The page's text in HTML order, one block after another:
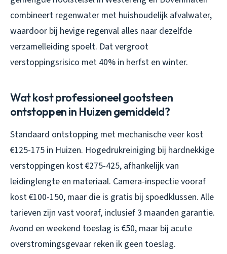
combineert regenwater met huishoudelijk afvalwater,
waardoor bij hevige regenval alles naar dezelfde
verzamelleiding spoelt. Dat vergroot
verstoppingsrisico met 40% in herfst en winter.
Wat kost professioneel gootsteen
ontstoppen in Huizen gemiddeld?
Standaard ontstopping met mechanische veer kost
€125-175 in Huizen. Hogedrukreiniging bij hardnekkige
verstoppingen kost €275-425, afhankelijk van
leidinglengte en materiaal. Camera-inspectie vooraf
kost €100-150, maar die is gratis bij spoedklussen. Alle
tarieven zijn vast vooraf, inclusief 3 maanden garantie.
Avond en weekend toeslag is €50, maar bij acute
overstromingsgevaar reken ik geen toeslag.